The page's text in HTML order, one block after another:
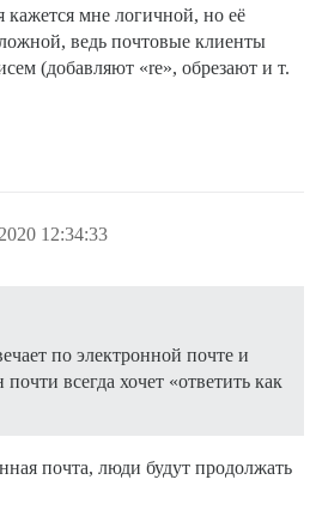
мне логичной, но её
ведь почтовые клиенты
(добавляют «re», обрезают и т.
12:34:33
по электронной почте и
всегда хочет «ответить как
почта, люди будут продолжать